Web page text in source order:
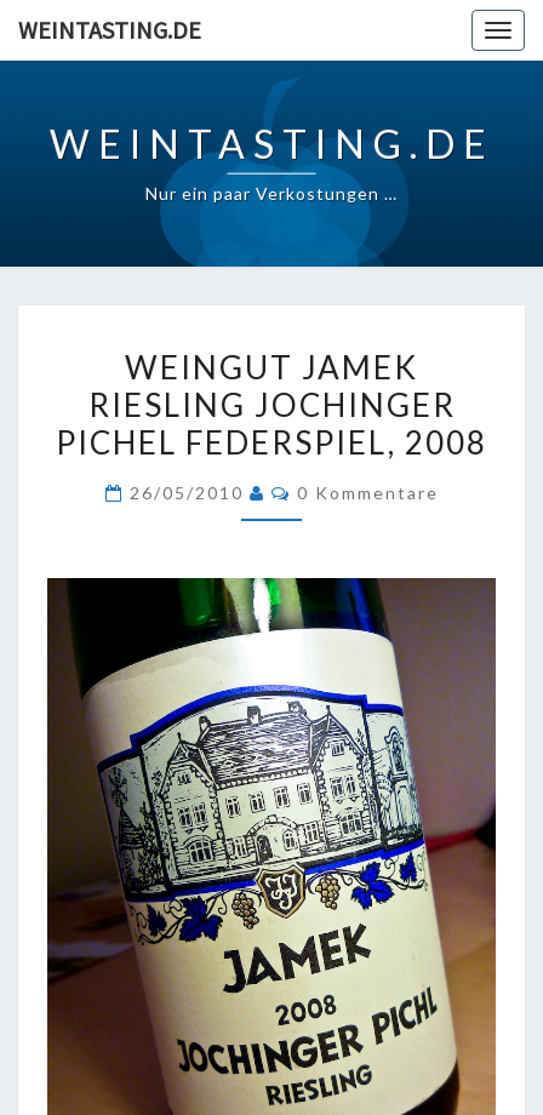
WEINTASTING.DE
WEINTASTING.DE
Nur ein paar Verkostungen …
JAMEK
RIESLING
JOCHINGER
FEDERSPIEL, 2008
WEINGUT JAMEK
RIESLING JOCHINGER
PICHEL FEDERSPIEL, 2008
26/05/2010 Kommentare
0 Kommentare